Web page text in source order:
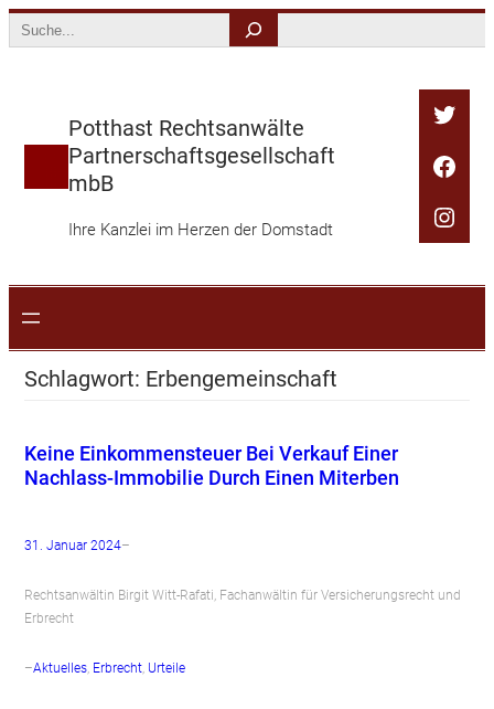
Search
Potthast Rechtsanwälte
Partnerschaftsgesellschaft
mbB
Ihre Kanzlei im Herzen der Domstadt
Schlagwort: Erbengemeinschaft
Keine Einkommensteuer Bei Verkauf Einer
Nachlass-Immobilie Durch Einen Miterben
31. Januar 2024–
Rechtsanwältin Birgit Witt-Rafati, Fachanwältin für Versicherungsrecht und
Erbrecht
–Aktuelles, Erbrecht, Urteile